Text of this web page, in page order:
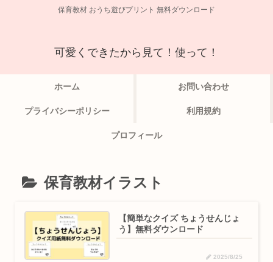
保育教材 おうち遊びプリント 無料ダウンロード
可愛くできたから見て！使って！
ホーム お問い合わせ
プライバシーポリシー 利用規約
プロフィール
保育教材イラスト
【簡単なクイズ ちょうせんじょ
う】無料ダウンロード
2025/8/25